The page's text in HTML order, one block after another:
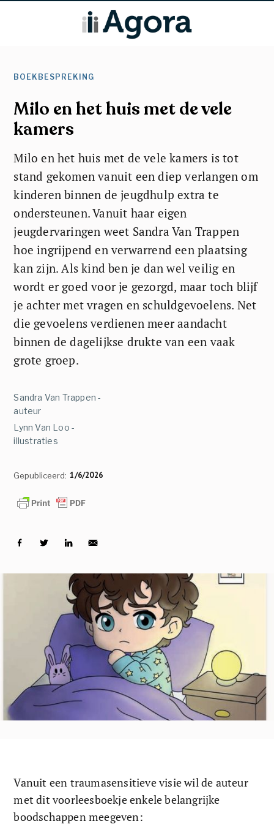
BOEKBESPREKING
Milo en het huis met de vele
kamers
Milo en het huis met de vele kamers is tot
stand gekomen vanuit een diep verlangen om
kinderen binnen de jeugdhulp extra te
ondersteunen. Vanuit haar eigen
jeugdervaringen weet Sandra Van Trappen
hoe ingrijpend en verwarrend een plaatsing
kan zijn. Als kind ben je dan wel veilig en
wordt er goed voor je gezorgd, maar toch blijf
je achter met vragen en schuldgevoelens. Net
die gevoelens verdienen meer aandacht
binnen de dagelijkse drukte van een vaak
grote groep.
Sandra Van Trappen -
auteur
Lynn Van Loo -
illustraties
Gepubliceerd: 1/6/2026
Vanuit een traumasensitieve visie wil de auteur
met dit voorleesboekje enkele belangrijke
boodschappen meegeven: